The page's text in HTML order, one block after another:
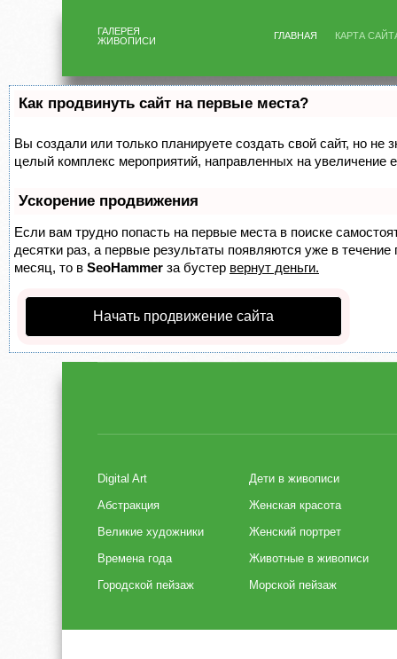
ГАЛЕРЕЯ
ЖИВОПИСИ
ГЛАВНАЯ КАРТА
Как продвинуть сайт на первые места?
Вы создали или только планируете создать свой сайт, но не
целый комплекс мероприятий, направленных на увеличение
Ускорение продвижения
Если вам трудно попасть на первые места в поиске
десятки раз, а первые результаты появляются уже в
месяц, то в SeoHammer за бустер вернут деньги.
Начать продвижение сайта
Digital Art
Абстракция
Великие художники
Времена года
Городской пейзаж
Дети в живописи
Женская красота
Женский портрет
Животные в живописи
Морской пейзаж